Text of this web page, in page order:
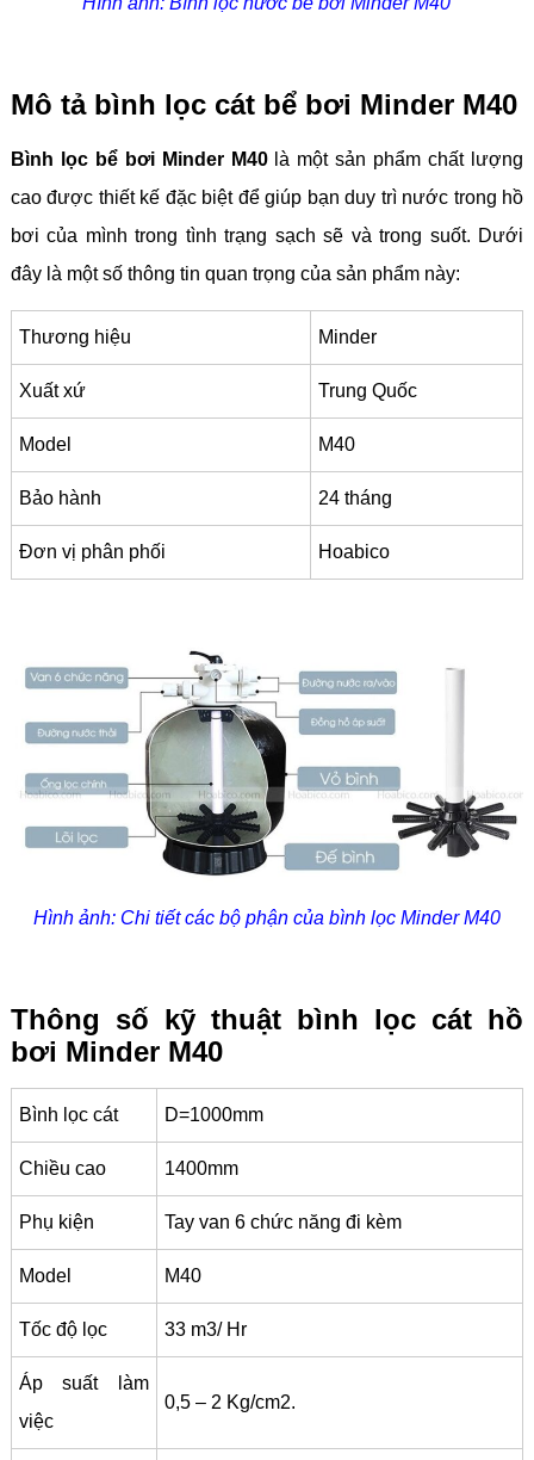
Mô tả bình lọc cát bể bơi Minder M40
Bình lọc bể bơi Minder M40là một sản phẩm chất lượng
cao được thiết kế đặc biệt để giúp bạn duy trì nước trong hồ
bơi của mình trong tình trạng sạch sẽ và trong suốt. Dưới
đây là một số thông tin quan trọng của sản phẩm này:
Thương hiệu Minder
Xuất xứ Trung Quốc
Model M40
Bảo hành 24 tháng
Đơn vị phân phối Hoabico
Hình ảnh: Chi tiết các bộ phận của bình lọc Minder M40
Thông số kỹ thuật bình lọc cát hồ
bơi Minder M40
Bình lọc cát D=1000mm
Chiều cao 1400mm
Phụ kiện Tay van 6 chức năng đi kèm
Model M40
Tốc độ lọc 33 m3/ Hr
Áp suất làm
việc
0,5 – 2 Kg/cm2.